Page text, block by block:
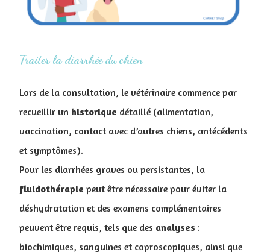
Traiter la diarrhée du chien
Lors de la consultation, le vétérinaire commence par
recueillir un historique détaillé (alimentation,
vaccination, contact avec d’autres chiens, antécédents
et symptômes).
Pour les diarrhées graves ou persistantes, la
fluidothérapie peut être nécessaire pour éviter la
déshydratation et des examens complémentaires
peuvent être requis, tels que des analyses :
biochimiques, sanguines et coproscopiques, ainsi que